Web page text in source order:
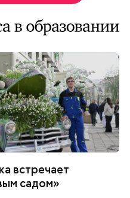
встречает
садом»